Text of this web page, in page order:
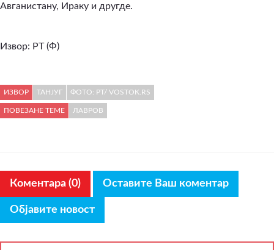
Авганистану, Ираку и другде.
Извор: РТ (Ф)
ИЗВОР ТАНЈУГ ФОТО: РТ/ VOSTOK.RS
ПОВЕЗАНЕ ТЕМЕ ЛАВРОВ
Коментара (0) Оставите Ваш коментар
Објавите новост